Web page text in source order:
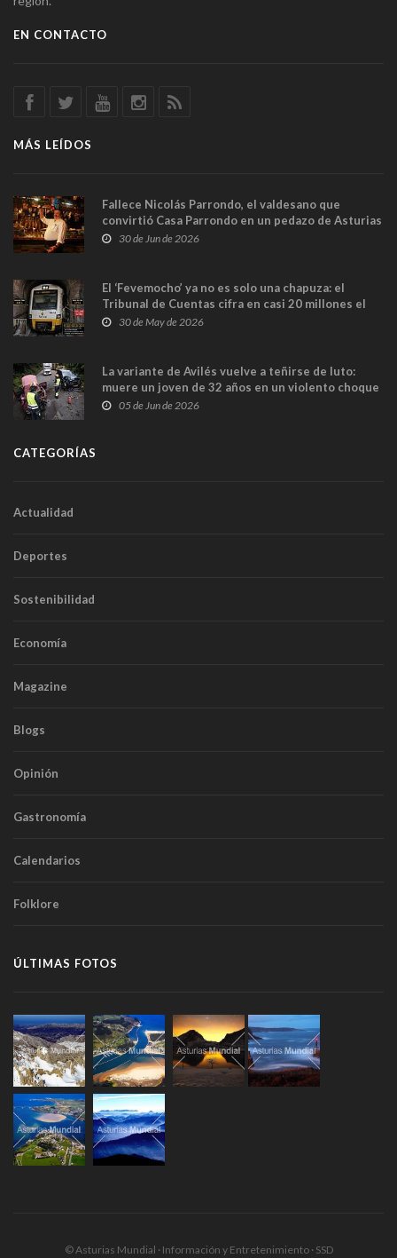
EN CONTACTO
MÁS LEÍDOS
Fallece Nicolás Parrondo, el valdesano que
convirtió Casa Parrondo en un pedazo de Asturias
en Madrid
30 de Jun de 2026
El ‘Fevemocho’ ya no es solo una chapuza: el
Tribunal de Cuentas cifra en casi 20 millones el
sobrecoste de los trenes que no cabían por los
30 de May de 2026
La variante de Avilés vuelve a teñirse de luto:
muere un joven de 32 años en un violento choque
frontal
05 de Jun de 2026
CATEGORÍAS
Actualidad
Deportes
Sostenibilidad
Economía
Magazine
Blogs
Opinión
Gastronomía
Calendarios
Folklore
ÚLTIMAS FOTOS
© Asturias Mundial · Información y Entretenimiento · SSD